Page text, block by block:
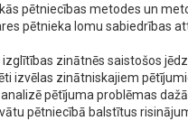
pētniecības metodes un
pētnieka lomu sabiedrības
zinātnēs saistošos
izvēlas zinātniskajiem
pētījuma problēmas
pētniecībā balstītus